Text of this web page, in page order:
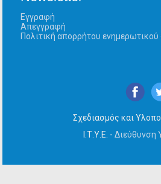
Εγγραφή
Απεγγραφή
Πολιτική απορρήτου ενημερωτικού
Σχεδιασμός και
Ι.Τ.Υ.Ε. - Διεύθυνση